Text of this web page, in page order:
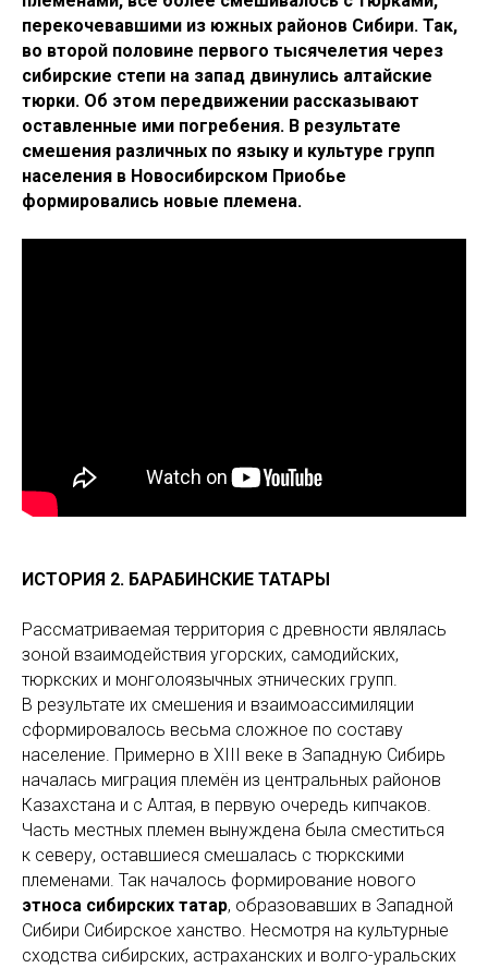
перекочевавшими из южных районов Сибири. Так,
во второй половине первого тысячелетия через
сибирские степи на запад двинулись алтайские
тюрки. Об этом передвижении рассказывают
оставленные ими погребения. В результате
смешения различных по языку и культуре групп
населения в Новосибирском Приобье
формировались новые племена.
ИСТОРИЯ 2. БАРАБИНСКИЕ ТАТАРЫ
Рассматриваемая территория с древности являлась
зоной взаимодействия угорских, самодийских,
тюркских и монголоязычных этнических групп.
В результате их смешения и взаимоассимиляции
сформировалось весьма сложное по составу
население. Примерно в XIII веке в Западную Сибирь
началась миграция племён из центральных районов
Казахстана и с Алтая, в первую очередь кипчаков.
Часть местных племен вынуждена была сместиться
к северу, оставшиеся смешалась с тюркскими
племенами. Так началось формирование нового
этноса сибирских татар, образовавших в Западной
Сибири Сибирское ханство. Несмотря на культурные
сходства сибирских, астраханских и волго-уральских